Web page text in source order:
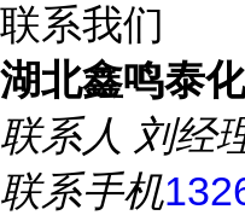
联系我们
湖北鑫鸣泰
联系人 刘经
联系手机